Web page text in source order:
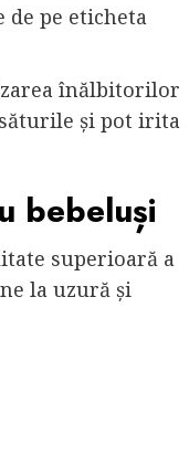
pe eticheta
înălbitorilor
și pot irita
bebeluși
superioară a
la uzură și